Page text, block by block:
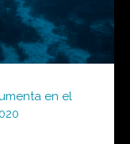
en el